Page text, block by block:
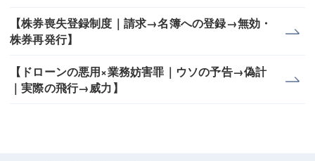
【株券喪失登録制度｜請求→名簿への登録→無効・
株券再発行】
【ドローンの悪用×業務妨害罪｜ウソの予告→偽計
｜実際の飛行→威力】